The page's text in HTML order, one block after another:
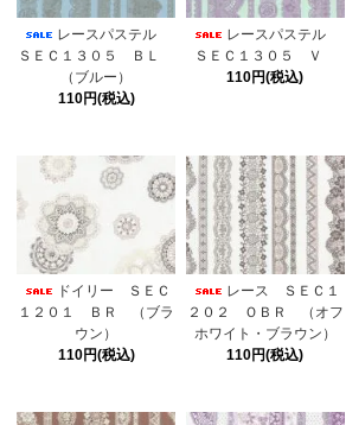
レースパステル
ＳＥＣ１３０５ ＢＬ
（ブルー）
110円(税込)
レースパステル
ＳＥＣ１３０５ Ｖ
110円(税込)
ドイリー ＳＥＣ
１２０１ ＢＲ （ブラ
ウン）
110円(税込)
レース ＳＥＣ１
２０２ ＯＢＲ （オフ
ホワイト・ブラウン）
110円(税込)